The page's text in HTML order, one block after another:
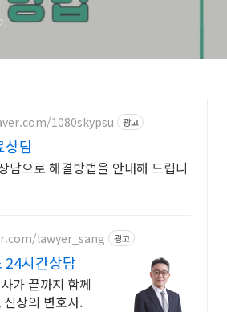
1080skypsu 광고
상담
담으로 해결방법을 안내해 드립니
lawyer_sang 광고
24시간상담
가 끝까지 함께
상의 변호사.